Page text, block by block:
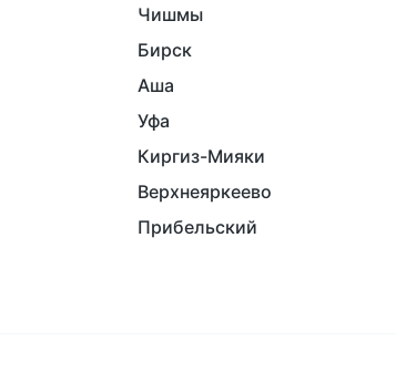
Чишмы
Бирск
Аша
Уфа
Киргиз-Мияки
Верхнеяркеево
Прибельский